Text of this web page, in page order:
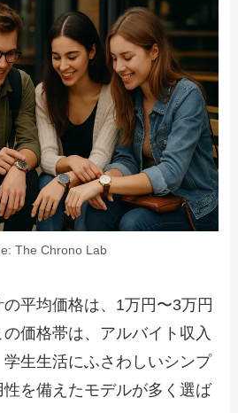
The Chrono Lab
平均価格は、1万円〜3万円
価格帯は、アルバイト収入
生生活にふさわしいシンプ
を備えたモデルが多く選ば